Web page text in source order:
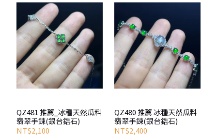
QZ481 推薦_冰種天然瓜料
翡翠手鍊(銀台鋯石)
NT$2,100
QZ480 推薦 冰種天然瓜料
翡翠手鍊(銀台鋯石)
NT$2,400